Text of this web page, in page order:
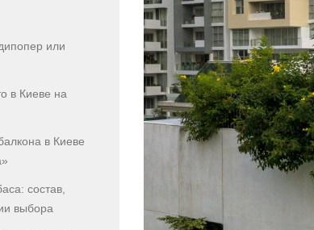
или
в Киеве на
в Киеве
состав,
выбора